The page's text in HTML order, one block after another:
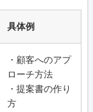
具体例
・顧客へのアプ
ローチ方法
・提案書の作り
方